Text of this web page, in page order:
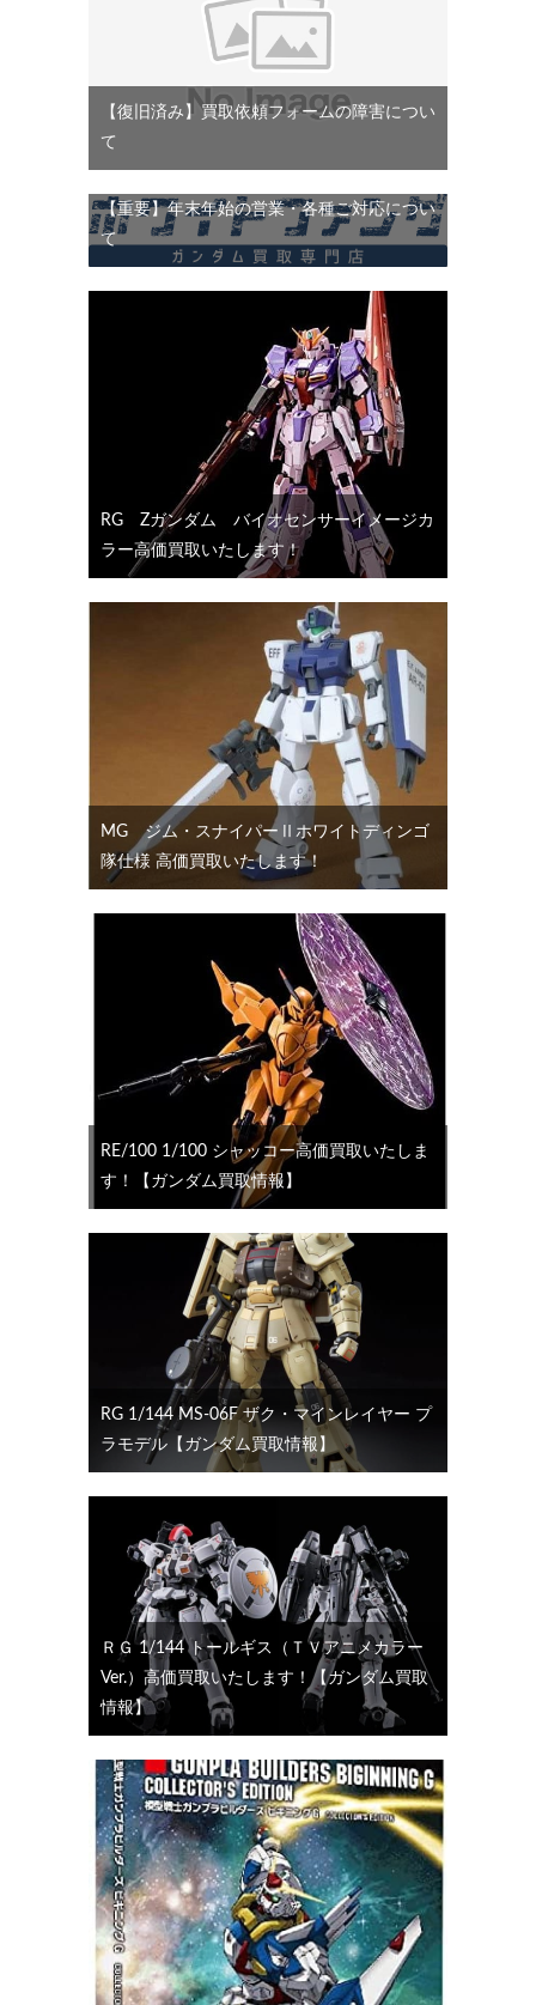
【復旧済み】買取依頼フォームの障害につい
て
【重要】年末年始の営業・各種ご対応につい
て
RG Ζガンダム バイオセンサーイメージカ
ラー高価買取いたします！
MG ジム・スナイパーⅡホワイトディンゴ
隊仕様 高価買取いたします！
RE/100 1/100 シャッコー高価買取いたしま
す！【ガンダム買取情報】
RG 1/144 MS-06F ザク・マインレイヤー プ
ラモデル【ガンダム買取情報】
ＲＧ 1/144 トールギス（ＴＶアニメカラー
Ver.）高価買取いたします！【ガンダム買取
情報】